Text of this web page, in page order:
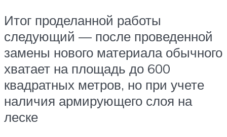
Итог проделанной работы
следующий — после проведенной
замены нового материала обычного
хватает на площадь до 600
квадратных метров, но при учете
наличия армирующего слоя на
леске